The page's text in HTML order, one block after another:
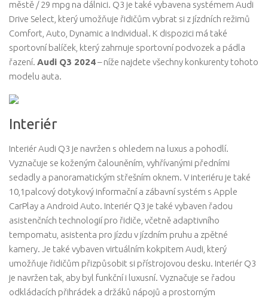
městě / 29 mpg na dálnici. Q3 je také vybavena systémem Audi
Drive Select, který umožňuje řidičům vybrat si z jízdních režimů
Comfort, Auto, Dynamic a Individual. K dispozici má také
sportovní balíček, který zahrnuje sportovní podvozek a pádla
řazení. Audi Q3 2024– níže najdete všechny konkurenty tohoto
modelu auta.
Interiér
Interiér Audi Q3 je navržen s ohledem na luxus a pohodlí.
Vyznačuje se koženým čalouněním, vyhřívanými předními
sedadly a panoramatickým střešním oknem. V interiéru je také
10,1palcový dotykový informační a zábavní systém s Apple
CarPlay a Android Auto. Interiér Q3 je také vybaven řadou
asistenčních technologií pro řidiče, včetně adaptivního
tempomatu, asistenta pro jízdu v jízdním pruhu a zpětné
kamery. Je také vybaven virtuálním kokpitem Audi, který
umožňuje řidičům přizpůsobit si přístrojovou desku. Interiér Q3
je navržen tak, aby byl funkční i luxusní. Vyznačuje se řadou
odkládacích přihrádek a držáků nápojů a prostorným